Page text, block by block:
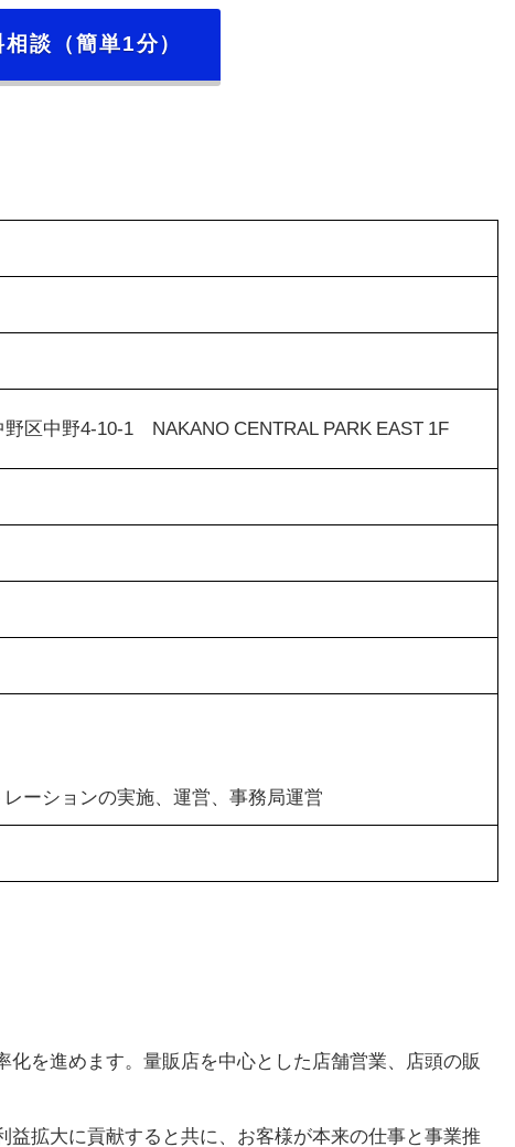
談（簡単1分）
区中野4-10-1 NAKANO CENTRAL PARK EAST 1F
ーションの実施、運営、事務局運営
を進めます。量販店を中心とした店舗営業、店頭の販
拡大に貢献すると共に、お客様が本来の仕事と事業推